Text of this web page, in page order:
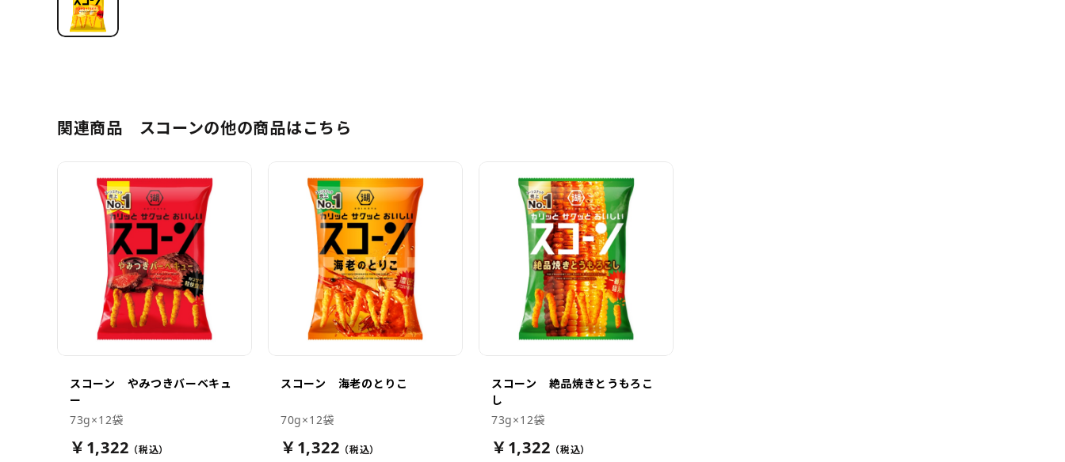
関連商品 スコーンの他の商品はこちら
スコーン やみつきバーベキュ
ー
73g×12袋
￥1,322
スコーン 海老のとりこ
70g×12袋
￥1,322
スコーン 絶品焼きとうもろこ
し
73g×12袋
￥1,322